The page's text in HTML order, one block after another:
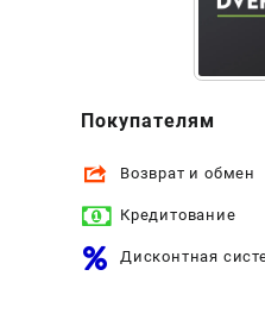
Покупателям
Возврат и обмен
Кредитование
Дисконтная